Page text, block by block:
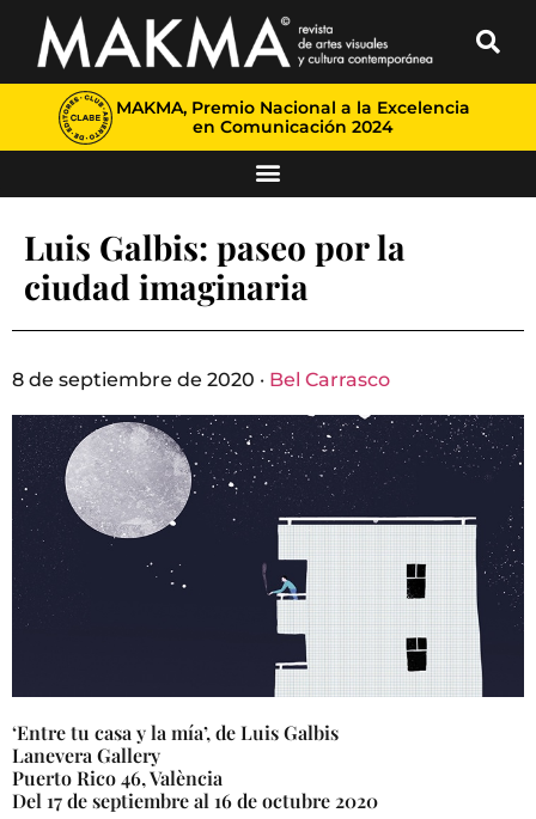
MAKMA, Premio Nacional a la Excelencia
en Comunicación 2024
Luis Galbis: paseo por la
ciudad imaginaria
8 de septiembre de 2020 · Bel Carrasco
‘Entre tu casa y la mía’, de Luis Galbis
Lanevera Gallery
Puerto Rico 46, València
Del 17 de septiembre al 16 de octubre 2020